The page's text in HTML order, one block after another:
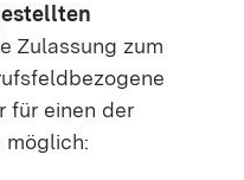
Zulassung zum
für einen der
möglich: